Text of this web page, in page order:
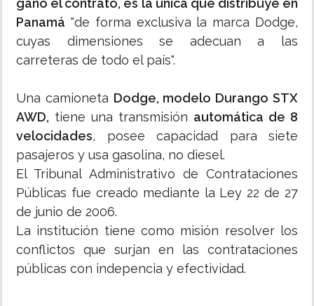
ganó el contrato, es la única que distribuye en
Panamá "de forma exclusiva la marca Dodge,
cuyas dimensiones se adecuan a las
carreteras de todo el país".
Una camioneta Dodge, modelo Durango STX
AWD, tiene una transmisión automática de 8
velocidades, posee capacidad para siete
pasajeros y usa gasolina, no diesel.
El Tribunal Administrativo de Contrataciones
Públicas fue creado mediante la Ley 22 de 27
de junio de 2006.
La institución tiene como misión resolver los
conflictos que surjan en las contrataciones
públicas con indepencia y efectividad.